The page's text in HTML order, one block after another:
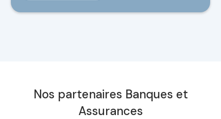
Nos partenaires Banques et
Assurances